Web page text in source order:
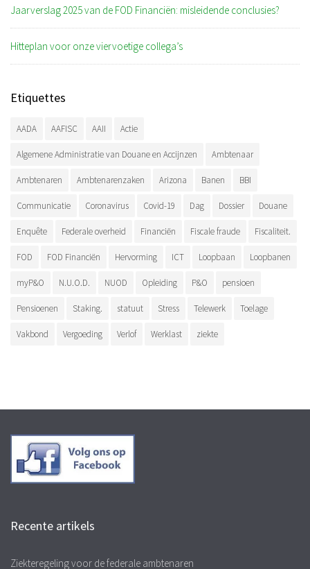
Jaarverslag 2025 van de FOD Financiën: misleidende conclusies?
Hitteplan voor onze viervoetige collega’s
Etiquettes
AADA AAFISC AAII Actie
Algemene Administratie van Douane en Accijnzen Ambtenaar
Ambtenaren Ambtenarenzaken Arizona Banen BBI
Communicatie Coronavirus Covid-19 Dag Dossier Douane
Enquête Federale overheid Financiën Fiscale fraude Fiscaliteit.
FOD FOD Financiën Hervorming ICT Loopbaan Loopbanen
myP&O N.U.O.D. NUOD Opleiding P&O pensioen
Pensioenen Staking. statuut Stress Telewerk Toelage
Vakbond Vergoeding Verlof Werklast ziekte
Recente artikels
Ziekteregeling voor de federale ambtenaren